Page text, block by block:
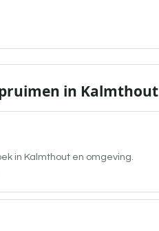
in Kalmthout
in Kalmthout en omgeving.